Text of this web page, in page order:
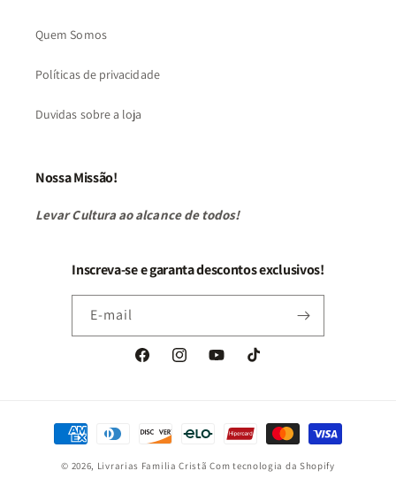
Quem Somos
Políticas de privacidade
Duvidas sobre a loja
Nossa Missão!
Levar Cultura ao alcance de todos!
Inscreva-se e garanta descontos exclusivos!
E-mail
FacebookInstagramYouTubeTikTok
Formas
de
pagamento
© 2026, Livrarias Familia Cristã Com tecnologia da Shopify